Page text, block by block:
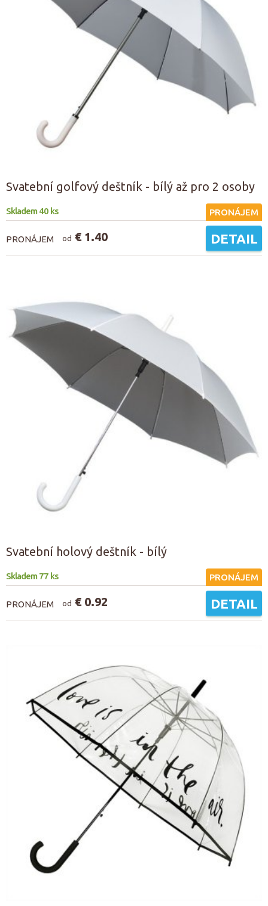
Svatební golfový deštník - bílý až pro 2 osoby
Skladem 40 ks PRONÁJEM
PRONÁJEM od € 1.40 DETAIL
Svatební holový deštník - bílý
Skladem 77 ks PRONÁJEM
PRONÁJEM od € 0.92 DETAIL